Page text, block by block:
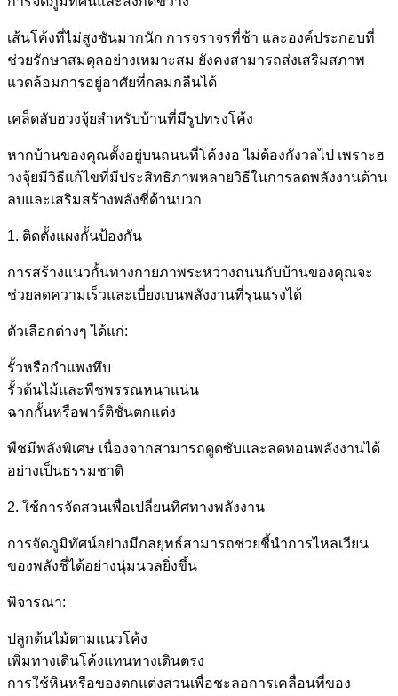
เส้นโค้งที่ไม่สูงชันมากนัก การจราจรที่ช้า และองค์ประกอบที่
ช่วยรักษาสมดุลอย่างเหมาะสม ยังคงสามารถส่งเสริมสภาพ
แวดล้อมการอยู่อาศัยที่กลมกลืนได้
เคล็ดลับฮวงจุ้ยสำหรับบ้านที่มีรูปทรงโค้ง
หากบ้านของคุณตั้งอยู่บนถนนที่โค้งงอ ไม่ต้องกังวลไป เพราะฮ
วงจุ้ยมีวิธีแก้ไขที่มีประสิทธิภาพหลายวิธีในการลดพลังงานด้าน
ลบและเสริมสร้างพลังชี่ด้านบวก
1. ติดตั้งแผงกั้นป้องกัน
การสร้างแนวกั้นทางกายภาพระหว่างถนนกับบ้านของคุณจะ
ช่วยลดความเร็วและเบี่ยงเบนพลังงานที่รุนแรงได้
ตัวเลือกต่างๆ ได้แก่:
รั้วหรือกำแพงทึบ
รั้วต้นไม้และพืชพรรณหนาแน่น
ฉากกั้นหรือพาร์ติชั่นตกแต่ง
พืชมีพลังพิเศษ เนื่องจากสามารถดูดซับและลดทอนพลังงานได้
อย่างเป็นธรรมชาติ
2. ใช้การจัดสวนเพื่อเปลี่ยนทิศทางพลังงาน
การจัดภูมิทัศน์อย่างมีกลยุทธ์สามารถช่วยชี้นำการไหลเวียน
ของพลังชี่ได้อย่างนุ่มนวลยิ่งขึ้น
พิจารณา:
ปลูกต้นไม้ตามแนวโค้ง
เพิ่มทางเดินโค้งแทนทางเดินตรง
การใช้หินหรือของตกแต่งสวนเพื่อชะลอการเคลื่อนที่ของ